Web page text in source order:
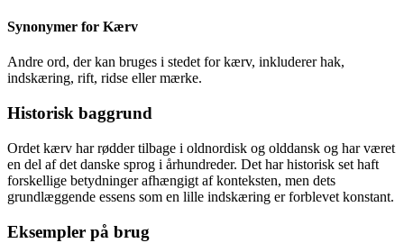
Synonymer for Kærv
Andre ord, der kan bruges i stedet for kærv, inkluderer hak,
indskæring, rift, ridse eller mærke.
Historisk baggrund
Ordet kærv har rødder tilbage i oldnordisk og olddansk og har været
en del af det danske sprog i århundreder. Det har historisk set haft
forskellige betydninger afhængigt af konteksten, men dets
grundlæggende essens som en lille indskæring er forblevet konstant.
Eksempler på brug